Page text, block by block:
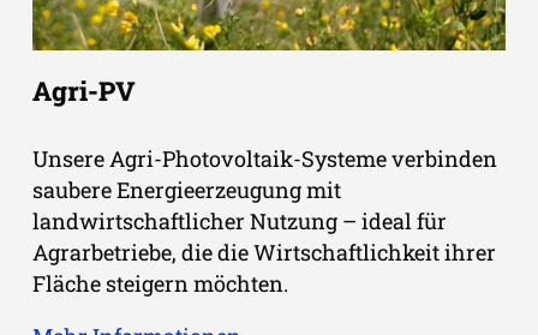
Agri-PV
Unsere Agri-Photovoltaik-Systeme verbinden
saubere Energieerzeugung mit
landwirtschaftlicher Nutzung – ideal für
Agrarbetriebe, die die Wirtschaftlichkeit ihrer
Fläche steigern möchten.